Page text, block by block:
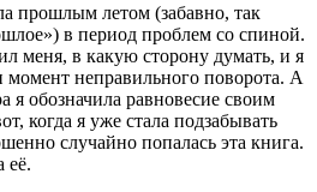
прошлым летом (забавно, так
в период проблем со спиной.
меня, в какую сторону думать, и я
неправильного поворота. А
я обозначила равновесие своим
когда я уже стала подзабывать
случайно попалась эта книга.
её.